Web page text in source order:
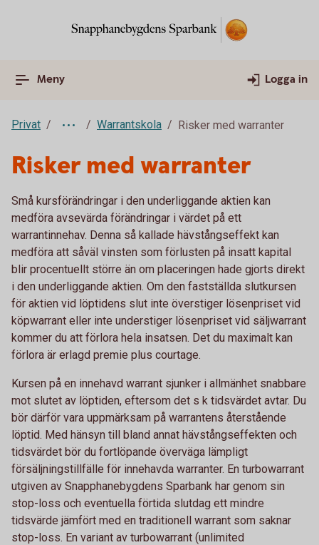
Meny Logga in
Privat Warrantskola Risker med warranter
Risker med warranter
Små kursförändringar i den underliggande aktien kan
medföra avsevärda förändringar i värdet på ett
warrantinnehav. Denna så kallade hävstångseffekt kan
medföra att såväl vinsten som förlusten på insatt kapital
blir procentuellt större än om placeringen hade gjorts direkt
i den underliggande aktien. Om den fastställda slutkursen
för aktien vid löptidens slut inte överstiger lösenpriset vid
köpwarrant eller inte understiger lösenpriset vid säljwarrant
kommer du att förlora hela insatsen. Det du maximalt kan
förlora är erlagd premie plus courtage.
Kursen på en innehavd warrant sjunker i allmänhet snabbare
mot slutet av löptiden, eftersom det s k tidsvärdet avtar. Du
bör därför vara uppmärksam på warrantens återstående
löptid. Med hänsyn till bland annat hävstångseffekten och
tidsvärdet bör du fortlöpande överväga lämpligt
försäljningstillfälle för innehavda warranter. En turbowarrant
utgiven av Snapphanebygdens Sparbank har genom sin
stop-loss och eventuella förtida slutdag ett mindre
tidsvärde jämfört med en traditionell warrant som saknar
stop-loss. En variant av turbowarrant (unlimited